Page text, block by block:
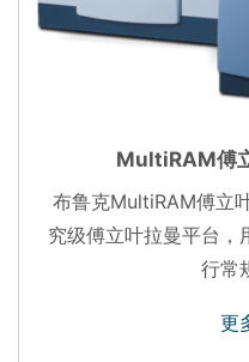
MultiRAM傅
布鲁克MultiRAM傅立
究级傅立叶拉曼平台，
行常
更